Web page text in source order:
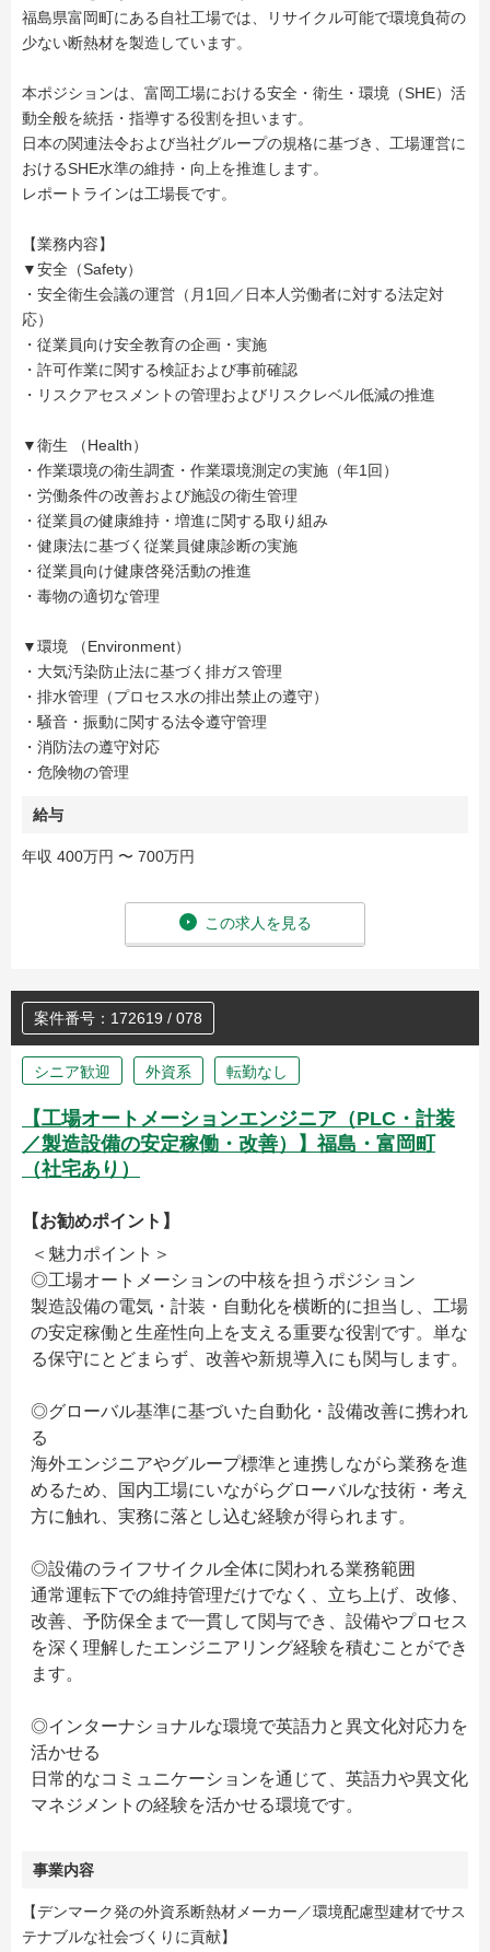
福島県富岡町にある自社工場では、リサイクル可能で環境負荷の
少ない断熱材を製造しています。
本ポジションは、富岡工場における安全・衛生・環境（SHE）活
動全般を統括・指導する役割を担います。
日本の関連法令および当社グループの規格に基づき、工場運営に
おけるSHE水準の維持・向上を推進します。
レポートラインは工場長です。
【業務内容】
▼安全（Safety）
・安全衛生会議の運営（月1回／日本人労働者に対する法定対
応）
・従業員向け安全教育の企画・実施
・許可作業に関する検証および事前確認
・リスクアセスメントの管理およびリスクレベル低減の推進
▼衛生 （Health）
・作業環境の衛生調査・作業環境測定の実施（年1回）
・労働条件の改善および施設の衛生管理
・従業員の健康維持・増進に関する取り組み
・健康法に基づく従業員健康診断の実施
・従業員向け健康啓発活動の推進
・毒物の適切な管理
▼環境 （Environment）
・大気汚染防止法に基づく排ガス管理
・排水管理（プロセス水の排出禁止の遵守）
・騒音・振動に関する法令遵守管理
・消防法の遵守対応
・危険物の管理
給与
年収 400万円 〜 700万円
この求人を見る
案件番号：172619 / 078
シニア歓迎 外資系 転勤なし
【工場オートメーションエンジニア（PLC・計装
／製造設備の安定稼働・改善）】福島・富岡町
（社宅あり）
【お勧めポイント】
＜魅力ポイント＞
◎工場オートメーションの中核を担うポジション
製造設備の電気・計装・自動化を横断的に担当し、工場
の安定稼働と生産性向上を支える重要な役割です。単な
る保守にとどまらず、改善や新規導入にも関与します。
◎グローバル基準に基づいた自動化・設備改善に携われ
る
海外エンジニアやグループ標準と連携しながら業務を進
めるため、国内工場にいながらグローバルな技術・考え
方に触れ、実務に落とし込む経験が得られます。
◎設備のライフサイクル全体に関われる業務範囲
通常運転下での維持管理だけでなく、立ち上げ、改修、
改善、予防保全まで一貫して関与でき、設備やプロセス
を深く理解したエンジニアリング経験を積むことができ
ます。
◎インターナショナルな環境で英語力と異文化対応力を
活かせる
日常的なコミュニケーションを通じて、英語力や異文化
マネジメントの経験を活かせる環境です。
事業内容
【デンマーク発の外資系断熱材メーカー／環境配慮型建材でサス
テナブルな社会づくりに貢献】